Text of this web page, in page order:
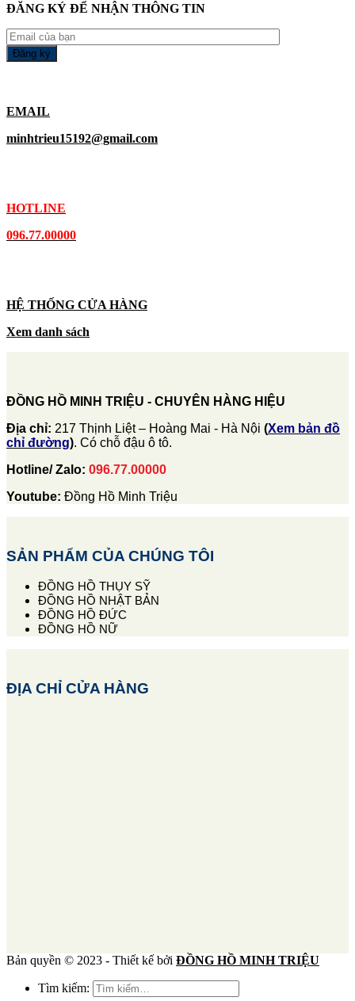
ĐĂNG KÝ ĐỂ NHẬN THÔNG TIN
EMAIL
minhtrieu15192@gmail.com
HOTLINE
096.77.00000
HỆ THỐNG CỬA HÀNG
Xem danh sách
ĐỒNG HỒ MINH TRIỆU - CHUYÊN HÀNG HIỆU
Địa chỉ: 217 Thịnh Liệt – Hoàng Mai - Hà Nội (Xem bản đồ
chỉ đường). Có chỗ đậu ô tô.
Hotline/ Zalo: 096.77.00000
Youtube: Đồng Hồ Minh Triệu
SẢN PHẨM CỦA CHÚNG TÔI
ĐỒNG HỒ THỤY SỸ
ĐỒNG HỒ NHẬT BẢN
ĐỒNG HỒ ĐỨC
ĐỒNG HỒ NỮ
ĐỊA CHỈ CỬA HÀNG
Bản quyền © 2023 - Thiết kế bởi ĐỒNG HỒ MINH TRIỆU
Tìm kiếm: